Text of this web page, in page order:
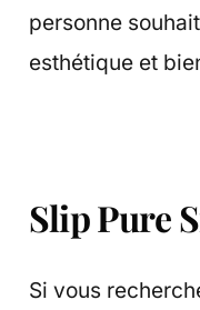
personne
esthétique et
Slip Pure
Si vous